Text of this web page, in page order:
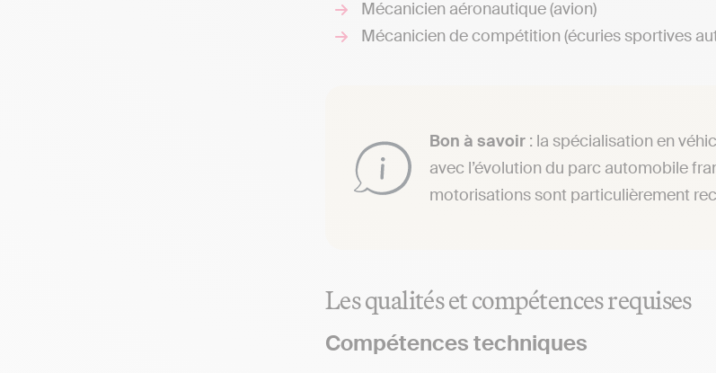
Mécanicien aéronautique (avion)
Mécanicien de compétition (écuries sportives
Bon à savoir : la spécialisation en
avec l’évolution du parc automobile
motorisations sont particulièrement
Les qualités et compétences requises
Compétences techniques